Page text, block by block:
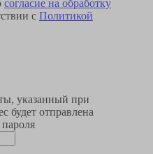
согласие на обработку
с Политикой
указанный при
будет отправлена